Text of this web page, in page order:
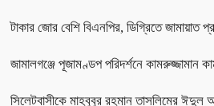
টাকার জোর বেশি বিএনপির, ডিগ্রিতে জামায়াত
জামালগঞ্জে পূজামণ্ডপ পরিদর্শনে কামরুজ্জামান
সিলেটবাসীকে মাহবুবুর রহমান তাসলিমের ঈদুল